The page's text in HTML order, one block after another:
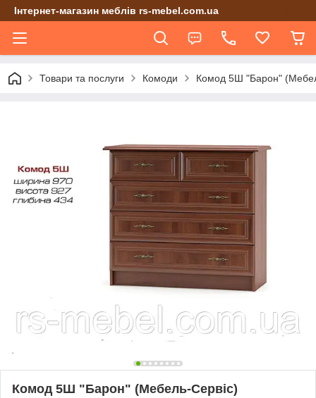
Інтернет-магазин меблів rs-mebel.com.ua
Товари та послуги Комоди Комод 5Ш "Барон"
Комод 5Ш "Барон" (Мебель-Сервіс)